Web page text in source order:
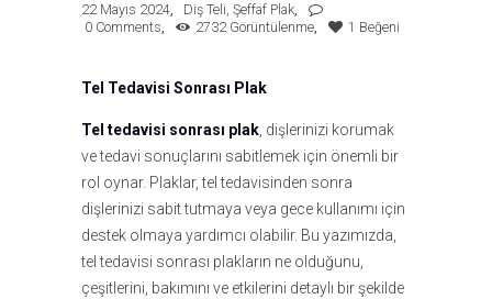
22 Mayıs 2024 Diş Teli,Şeffaf Plak
0 Comments 2732 Görüntülenme 1 Beğeni
Tel Tedavisi Sonrası Plak
Tel tedavisi sonrası plak, dişlerinizi korumak
ve tedavi sonuçlarını sabitlemek için önemli bir
rol oynar. Plaklar, tel tedavisinden sonra
dişlerinizi sabit tutmaya veya gece kullanımı için
destek olmaya yardımcı olabilir. Bu yazımızda,
tel tedavisi sonrası plakların ne olduğunu,
çeşitlerini, bakımını ve etkilerini detaylı bir şekilde